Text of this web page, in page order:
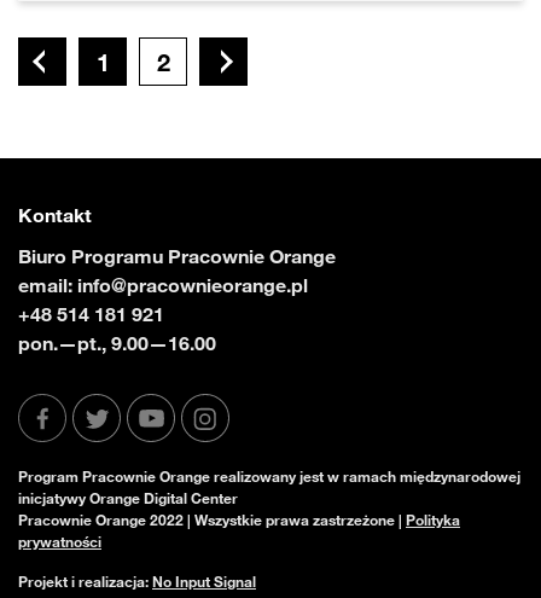
1 2
Kontakt
Biuro Programu Pracownie Orange
email: info@pracownieorange.pl
+48 514 181 921
pon.—pt., 9.00—16.00
Program Pracownie Orange realizowany jest w ramach międzynarodowej
inicjatywy Orange Digital Center
Pracownie Orange 2022 | Wszystkie prawa zastrzeżone | Polityka
prywatności
Projekt i realizacja:No Input Signal